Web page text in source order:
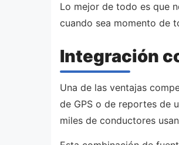
Lo mejor de todo es que
cuando sea momento de
Integración
Una de las ventajas
de GPS o de reportes de
miles de conductores